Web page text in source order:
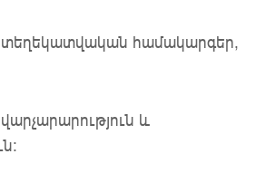
համակարգեր,
և